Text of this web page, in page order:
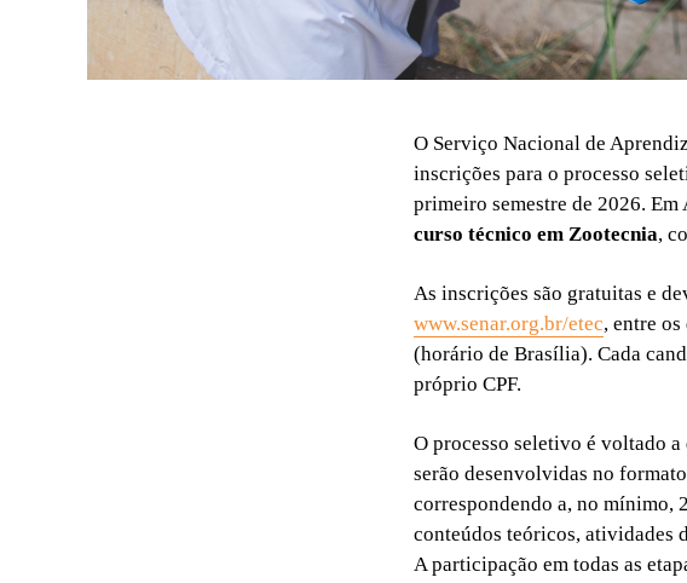
O Serviço Nacional de
inscrições para o processo
primeiro semestre de 2026.
curso técnico em Zootecnia,
As inscrições são gratuitas e
www.senar.org.br/etec, entre
(horário de Brasília). Cada
próprio CPF.
O processo seletivo é voltado
serão desenvolvidas no formato
correspondendo a, no mínimo,
conteúdos teóricos, atividades
A participação em todas as